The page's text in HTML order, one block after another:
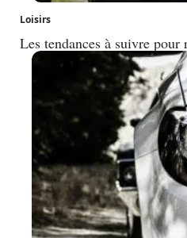
Loisirs
Les tendances à suivre